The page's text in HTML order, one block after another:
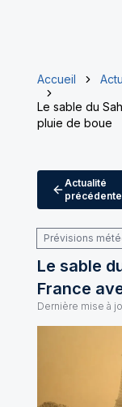
Accueil
Le sable du
pluie de boue
Actualité
précédente
Prévisions
Le sable
France
Dernière mise à